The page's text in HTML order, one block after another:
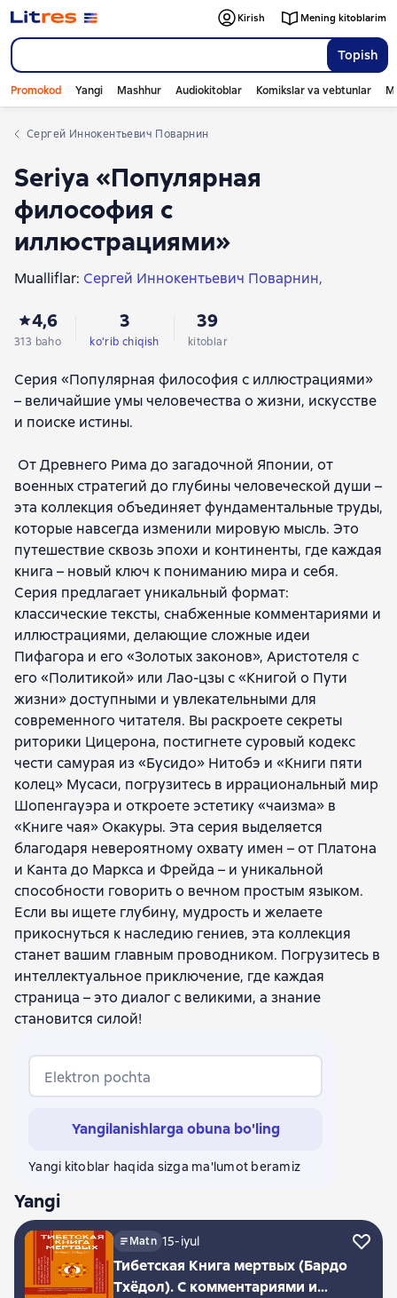
Topish
Kirish Mening kitoblarim
Promokod Yangi Mashhur Audiokitoblar Komikslar va vebtunlar
Сергей Иннокентьевич Поварнин
Seriya «Популярная
философия с
иллюстрациями»
Mualliflar: Сергей Иннокентьевич Поварнин
Зигмунд Фрейд
Чезаре Ломброзо
Миямото Мусаси Аристотель
Мишель Эке́м де Монтень Марк Туллий Цицерон
Тимофей Буткевич Инадзо Нитобэ
Сёрен Кьеркегор
Эпикур Лао-цзы Иммануил Кант Сократ
Ральф Уолдо Эмерсон Пётр Астафьев
4,6
313 baho
3
ko'rib chiqish
39
kitoblar
Серия «Популярная философия с иллюстрациями»
– величайшие умы человечества о жизни, искусстве
и поиске истины.
От Древнего Рима до загадочной Японии, от
военных стратегий до глубины человеческой души –
эта коллекция объединяет фундаментальные труды,
которые навсегда изменили мировую мысль. Это
путешествие сквозь эпохи и континенты, где каждая
книга – новый ключ к пониманию мира и себя.
Серия предлагает уникальный формат:
классические тексты, снабженные комментариями и
иллюстрациями, делающие сложные идеи
Пифагора и его «Золотых законов», Аристотеля с
его «Политикой» или Лао-цзы с «Книгой о Пути
жизни» доступными и увлекательными для
современного читателя. Вы раскроете секреты
риторики Цицерона, постигнете суровый кодекс
чести самурая из «Бусидо» Нитобэ и «Книги пяти
колец» Мусаси, погрузитесь в иррациональный мир
Шопенгауэра и откроете эстетику «чаизма» в
«Книге чая» Окакуры. Эта серия выделяется
благодаря невероятному охвату имен – от Платона
и Канта до Маркса и Фрейда – и уникальной
способности говорить о вечном простым языком.
Если вы ищете глубину, мудрость и желаете
прикоснуться к наследию гениев, эта коллекция
станет вашим главным проводником. Погрузитесь в
интеллектуальное приключение, где каждая
страница – это диалог с великими, а знание
становится силой!
Elektron pochta
Yangilanishlarga obuna bo'ling
Yangi kitoblar haqida sizga ma'lumot beramiz
Yangi
Matn 15-iyul
Тибетская Книга мертвых (Бардо
Тхёдол). С комментариями и